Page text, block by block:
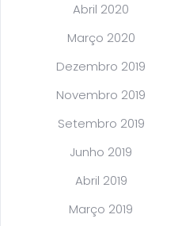
Abril 2020
Março 2020
Dezembro 2019
Novembro 2019
Setembro 2019
Junho 2019
Abril 2019
Março 2019